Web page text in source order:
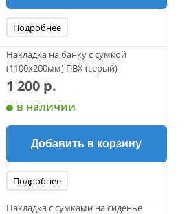
Подробнее
Накладка на банку с сумкой
(1100х200мм) ПВХ (серый)
1 200 р.
в наличии
Добавить в корзину
Подробнее
Накладка с сумками на сиденье